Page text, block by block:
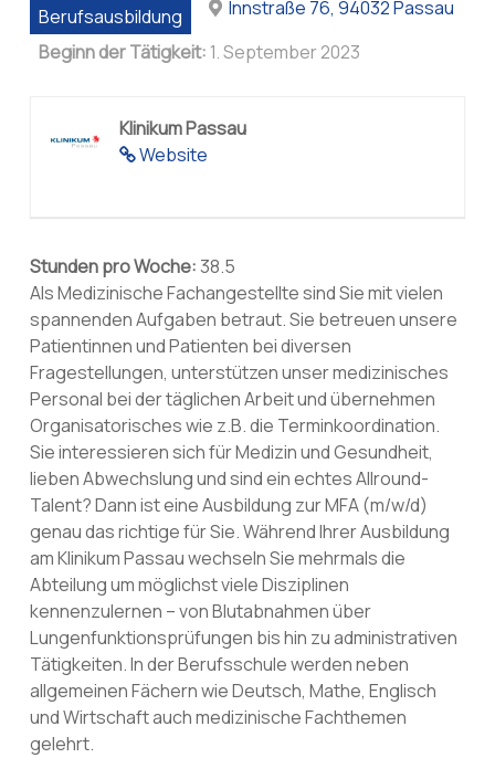
Berufsausbildung
Innstraße 76, 94032 Passau
Beginn der Tätigkeit: 1. September 2023
Website
Klinikum Passau
Stunden pro Woche:38.5
Als Medizinische Fachangestellte sind Sie mit vielen
spannenden Aufgaben betraut. Sie betreuen unsere
Patientinnen und Patienten bei diversen
Fragestellungen, unterstützen unser medizinisches
Personal bei der täglichen Arbeit und übernehmen
Organisatorisches wie z.B. die Terminkoordination.
Sie interessieren sich für Medizin und Gesundheit,
lieben Abwechslung und sind ein echtes Allround-
Talent? Dann ist eine Ausbildung zur MFA (m/w/d)
genau das richtige für Sie. Während Ihrer Ausbildung
am Klinikum Passau wechseln Sie mehrmals die
Abteilung um möglichst viele Disziplinen
kennenzulernen – von Blutabnahmen über
Lungenfunktionsprüfungen bis hin zu administrativen
Tätigkeiten. In der Berufsschule werden neben
allgemeinen Fächern wie Deutsch, Mathe, Englisch
und Wirtschaft auch medizinische Fachthemen
gelehrt.